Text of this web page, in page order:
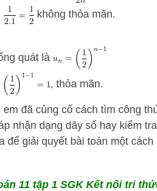
không thỏa mãn.
quát là
, thỏa mãn.
em đã củng cố cách tìm công
nhận dạng dãy số hay kiểm
để giải quyết bài toán một cách
11 tập 1 SGK Kết nối tri